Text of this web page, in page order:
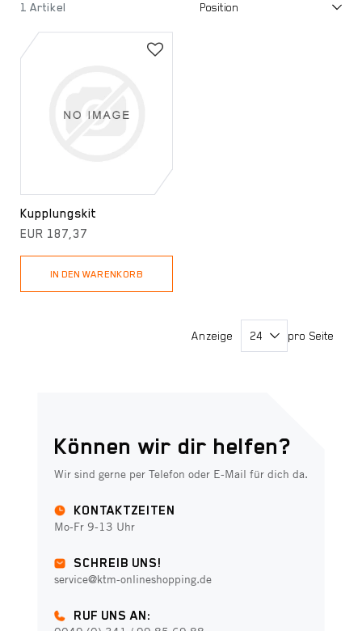
1 Artikel
Kupplungskit
EUR 187,37
IN DEN WARENKORB
Anzeige pro Seite
Können wir dir helfen?
Wir sind gerne per Telefon oder E-Mail für dich da.
KONTAKTZEITEN
Mo-Fr 9-13 Uhr
SCHREIB UNS!
service@ktm-onlineshopping.de
RUF UNS AN: